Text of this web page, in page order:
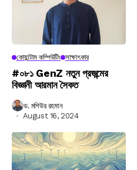
কোয়ান্টাম কম্পিউটিং সাক্ষাৎকার
#০৮১ GenZ নতুন প্রজন্মের
বিজ্ঞানী আরমান সৈকত
ড. মশিউর রহমান
August 16, 2024